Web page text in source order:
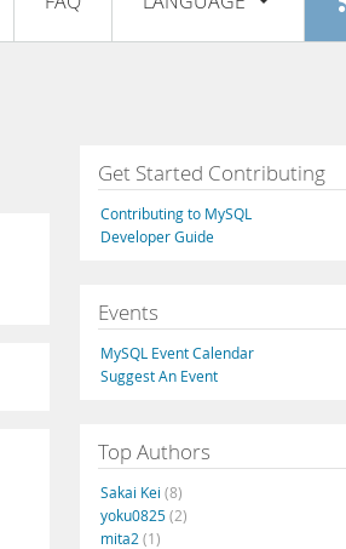
Français
Italiano
Русский
Português
Get Started Contributing
Contributing to MySQL
Developer Guide
Events
MySQL Event Calendar
Suggest An Event
Top Authors
Sakai Kei (8)
yoku0825(2)
mita2 (1)